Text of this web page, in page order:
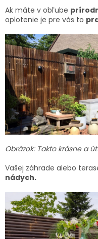
Ak máte v obľube
oplotenie je pre vás to
Obrázok: Takto krásne a
Vašej záhrade alebo
nádych.